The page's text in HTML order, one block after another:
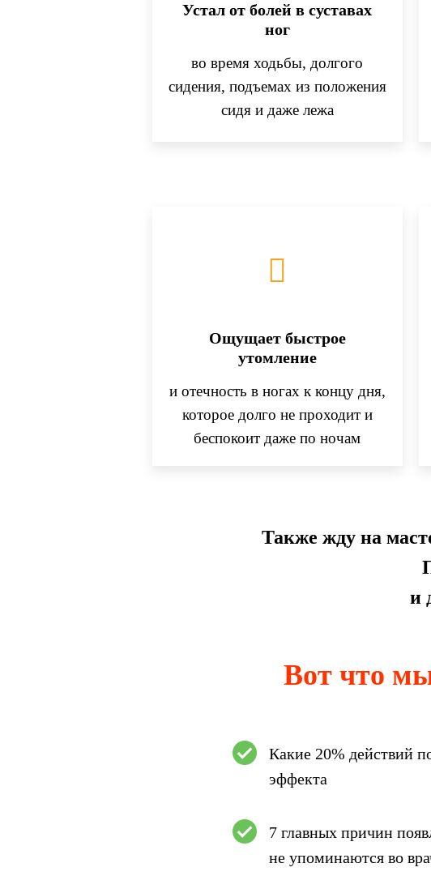
Устал от болей в суставах
ног
во время ходьбы, долгого
сидения, подъемах из положения
сидя и даже лежа
Ощущает быстрое
утомление
и отечность в ногах к концу дня,
которое долго не проходит и
беспокоит даже по ночам
Также жду на
и
Вот что
Какие 20% действий
эффекта
7 главных причин
не упоминаются во